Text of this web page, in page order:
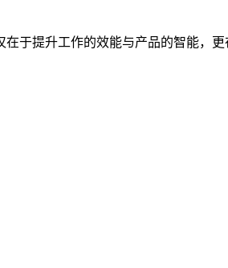
于提升工作的效能与产品的智能，